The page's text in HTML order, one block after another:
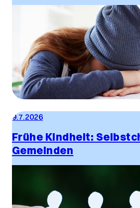
9.7.2026
Frühe Kindheit:
Gemeinden